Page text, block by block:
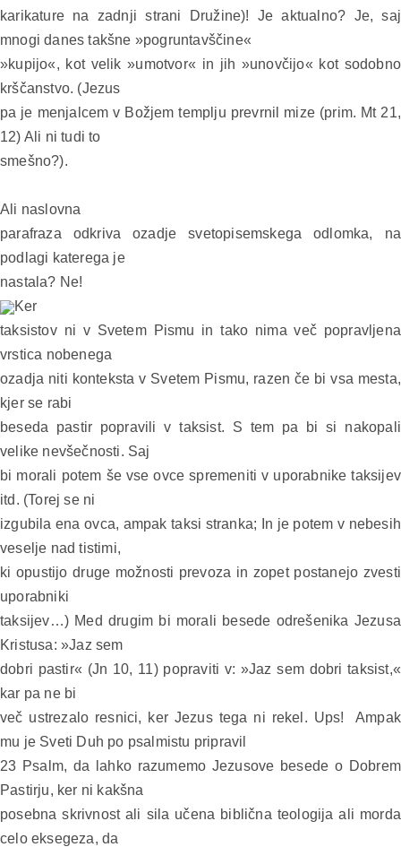
karikature na zadnji strani Družine)! Je aktualno? Je, saj
mnogi danes takšne »pogruntavščine«
»kupijo«, kot velik »umotvor« in jih »unovčijo« kot sodobno
krščanstvo. (Jezus
pa je menjalcem v Božjem templju prevrnil mize (prim. Mt 21,
12) Ali ni tudi to
smešno?).
Ali naslovna
parafraza odkriva ozadje svetopisemskega odlomka, na
podlagi katerega je
nastala? Ne!
Ker
taksistov ni v Svetem Pismu in tako nima več popravljena
vrstica nobenega
ozadja niti konteksta v Svetem Pismu, razen če bi vsa mesta,
kjer se rabi
beseda pastir popravili v taksist. S tem pa bi si nakopali
velike nevšečnosti. Saj
bi morali potem še vse ovce spremeniti v uporabnike taksijev
itd. (Torej se ni
izgubila ena ovca, ampak taksi stranka; In je potem v nebesih
veselje nad tistimi,
ki opustijo druge možnosti prevoza in zopet postanejo zvesti
uporabniki
taksijev…) Med drugim bi morali besede odrešenika Jezusa
Kristusa: »Jaz sem
dobri pastir« (Jn 10, 11) popraviti v: »Jaz sem dobri taksist,«
kar pa ne bi
več ustrezalo resnici, ker Jezus tega ni rekel. Ups!
Ampak
mu je Sveti Duh po psalmistu pripravil
23 Psalm, da lahko razumemo Jezusove besede o Dobrem
Pastirju, ker ni kakšna
posebna skrivnost ali sila učena biblična teologija ali morda
celo eksegeza, da